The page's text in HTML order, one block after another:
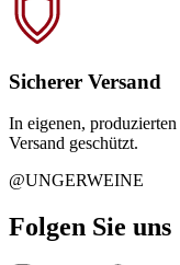
Sicherer Versand
In eigenen,
Versand geschützt.
@UNGERWEINE
Folgen Sie uns